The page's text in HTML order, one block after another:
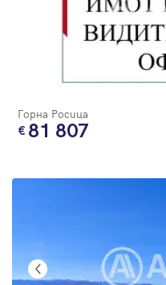
Горна Росица
81 807